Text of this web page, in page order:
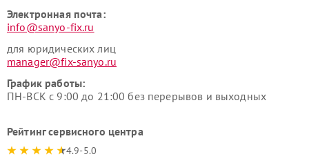
Электронная почта:
info@sanyo-fix.ru
для юридических лиц
manager@fix-sanyo.ru
График работы:
ПН-ВСК с 9:00 до 21:00 без перерывов и выходных
Рейтинг сервисного центра
4.9-5.0